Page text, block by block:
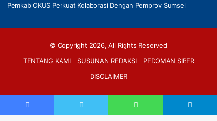
Pemkab OKUS Perkuat Kolaborasi Dengan Pemprov Sumsel
© Copyright 2026, All Rights Reserved
TENTANG KAMI
SUSUNAN REDAKSI
PEDOMAN SIBER
DISCLAIMER
TikTokRSS
Facebook Twitter WhatsApp Telegram